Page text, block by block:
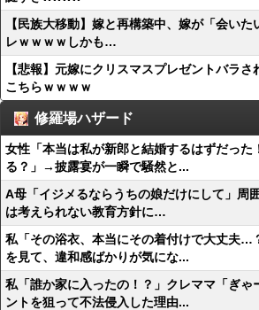
【民族大移動】嫁と再構築中、嫁が「会い
レｗｗｗｗしかも…
【悲報】元嫁にクリスマスプレゼントバラ
こちらｗｗｗｗ
修羅場ハザード
女性「本当は私が新郎と結婚するはずだった
る？」→披露宴が一瞬で騒然と...
A母「イジメるならうちの娘だけにして」
は考えられない教育方針に…
私「その浴衣、本当にその着付けで大丈夫
を見て、違和感ばかりが気にな...
私「誰か家に入ったの！？」クレママ「ぎ
ントを狙って不法侵入した理由...